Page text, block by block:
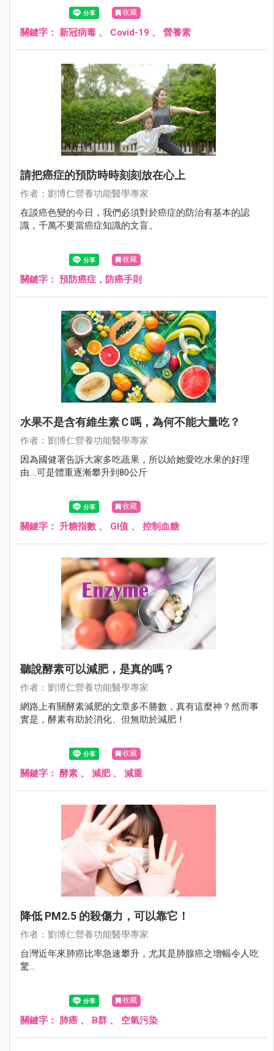
收藏
關鍵字： 新冠病毒 、 Covid-19 、 營養素
請把癌症的預防時時刻刻放在心上
作者：劉博仁營養功能醫學專家
在談癌色變的今日，我們必須對於癌症的防治有基本的認
識，千萬不要當癌症知識的文盲。
收藏
關鍵字： 預防癌症，防癌手則
水果不是含有維生素Ｃ嗎，為何不能大量吃？
作者：劉博仁營養功能醫學專家
因為國健署告訴大家多吃蔬果，所以給她愛吃水果的好理
由....可是體重逐漸攀升到80公斤
收藏
關鍵字： 升糖指數 、 GI值 、 控制血糖
聽說酵素可以減肥，是真的嗎？
作者：劉博仁營養功能醫學專家
網路上有關酵素減肥的文章多不勝數，真有這麼神？然而事
實是，酵素有助於消化、但無助於減肥！
收藏
關鍵字： 酵素 、 減肥、 減重
降低 PM2.5 的殺傷力，可以靠它！
作者：劉博仁營養功能醫學專家
台灣近年來肺癌比率急速攀升，尤其是肺腺癌之增幅令人吃
驚...
收藏
關鍵字： 肺癌 、 B群 、 空氣污染